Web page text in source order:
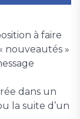
à faire
nouveautés »
dans un
la suite d’un